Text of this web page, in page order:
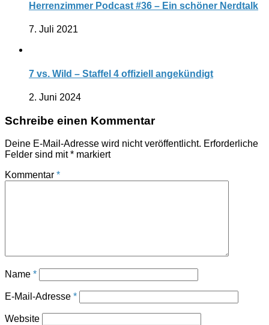
Herrenzimmer Podcast #36 – Ein schöner Nerdtalk
7. Juli 2021
7 vs. Wild – Staffel 4 offiziell angekündigt
2. Juni 2024
Schreibe einen Kommentar
Deine E-Mail-Adresse wird nicht veröffentlicht. Erforderliche
Felder sind mit* markiert
Kommentar *
Name *
E-Mail-Adresse *
Website